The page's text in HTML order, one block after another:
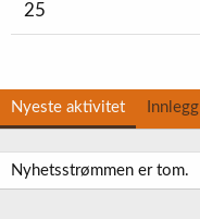
25
Nyeste aktivitet Innlegg
Nyhetsstrømmen er tom.